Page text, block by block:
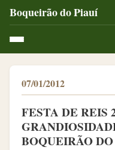
Boqueirão do Piauí
07/01/2012
FESTA DE REIS
BOQUEIRÃO